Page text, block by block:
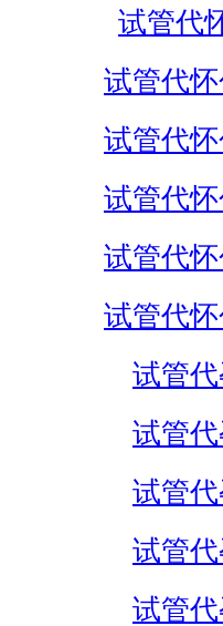
试管代
试管代
试管代
试管代
试管代
试管代
试管
试管
试管
试管
试管